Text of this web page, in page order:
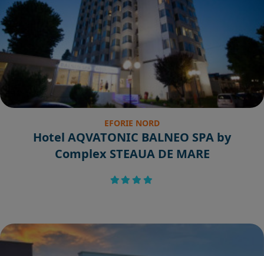
EFORIE NORD
Hotel AQVATONIC BALNEO SPA by
Complex STEAUA DE MARE